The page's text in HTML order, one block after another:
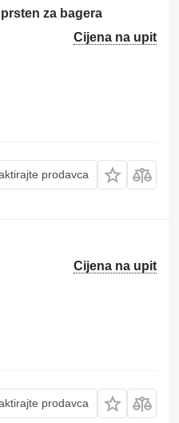
za bagera
Cijena na upit
prodavca
Cijena na upit
prodavca